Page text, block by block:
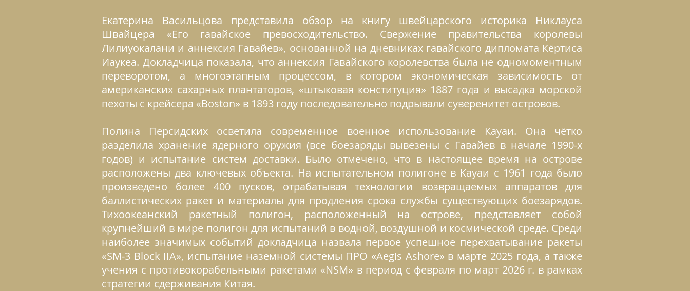
Екатерина Васильцова представила обзор на книгу швейцарского историка Никлауса
Швайцера «Его гавайское превосходительство. Свержение правительства королевы
Лилиуокалани и аннексия Гавайев», основанной на дневниках гавайского дипломата Кёртиса
Иаукеа. Докладчица показала, что аннексия Гавайского королевства была не одномоментным
переворотом, а многоэтапным процессом, в котором экономическая зависимость от
американских сахарных плантаторов, «штыковая конституция» 1887 года и высадка морской
пехоты с крейсера «Boston» в 1893 году последовательно подрывали суверенитет островов.
Полина Персидских осветила современное военное использование Кауаи. Она чётко
разделила хранение ядерного оружия (все боезаряды вывезены с Гавайев в начале 1990-х
годов) и испытание систем доставки. Было отмечено, что в настоящее время на острове
расположены два ключевых объекта. На испытательном полигоне в Кауаи с 1961 года было
произведено более 400 пусков, отрабатывая технологии возвращаемых аппаратов для
баллистических ракет и материалы для продления срока службы существующих боезарядов.
Тихоокеанский ракетный полигон, расположенный на острове, представляет собой
крупнейший в мире полигон для испытаний в водной, воздушной и космической среде. Среди
наиболее значимых событий докладчица назвала первое успешное перехватывание ракеты
«SM‑3 Block IIA», испытание наземной системы ПРО «Aegis Ashore» в марте 2025 года, а также
учения с противокорабельными ракетами «NSM» в период с февраля по март 2026 г. в рамках
стратегии сдерживания Китая.